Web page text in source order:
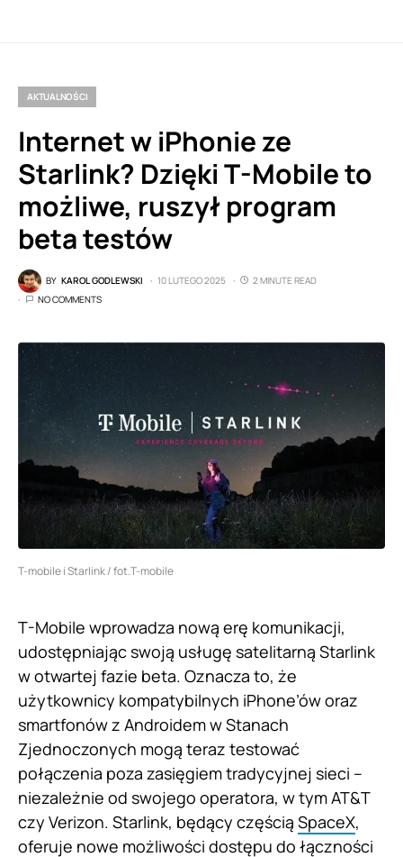
AKTUALNOŚCI
Internet w iPhonie ze
Starlink? Dzięki T-Mobile to
możliwe, ruszył program
beta testów
BY KAROL GODLEWSKI 10 LUTEGO 2025
2 MINUTE READ
NO COMMENTS
T-mobile i Starlink / fot.T-mobile
T-Mobile wprowadza nową erę komunikacji,
udostępniając swoją usługę satelitarną Starlink
w otwartej fazie beta. Oznacza to, że
użytkownicy kompatybilnych iPhone’ów oraz
smartfonów z Androidem w Stanach
Zjednoczonych mogą teraz testować
połączenia poza zasięgiem tradycyjnej sieci –
niezależnie od swojego operatora, w tym AT&T
czy Verizon. Starlink, będący częścią SpaceX,
oferuje nowe możliwości dostępu do łączności